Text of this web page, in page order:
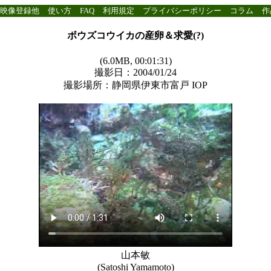
映像登録他 使い方 FAQ 利用規定 プライバシーポリシー コラム
ボウズコウイカの産卵＆求愛(?)
(6.0MB, 00:01:31)
撮影日：2004/01/24
撮影場所：静岡県伊東市富戸 IOP
山本敏
(Satoshi Yamamoto)